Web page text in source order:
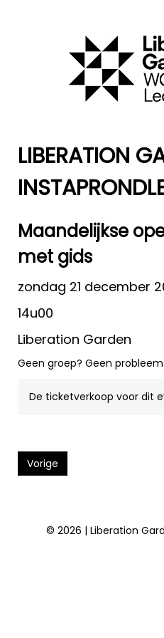
LIBERATION
Maandelijkse
met gids
zondag 21 december
14u00
Liberation Garden
Geen groep? Geen
De ticketverkoop voor dit
Vorige
© 2026 | Liberation